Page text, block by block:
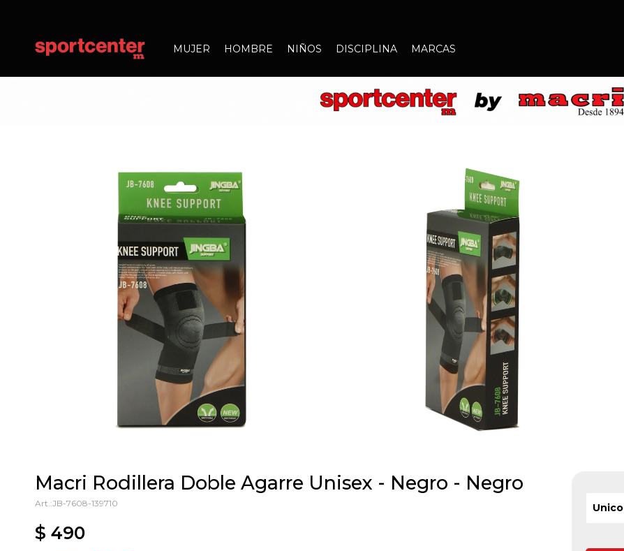
MUJER HOMBRE NIÑOS DISCIPLINA MARCAS
Macri Rodillera Doble Agarre Unisex - Negro - Negro
JB-7608-139710
$ 490
Unico